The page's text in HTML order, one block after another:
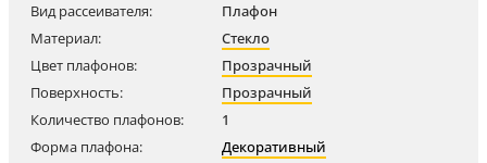
Вид рассеивателя:
Плафон
Материал:
Стекло
Цвет плафонов:
Прозрачный
Поверхность:
Прозрачный
Количество плафонов:
1
Форма плафона:
Декоративный